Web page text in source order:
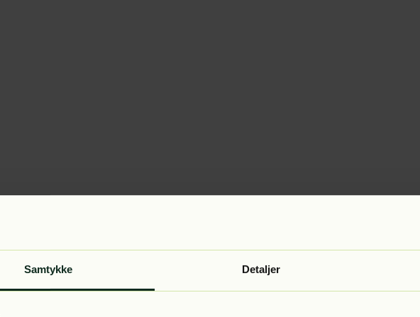
Samtykke Detaljer